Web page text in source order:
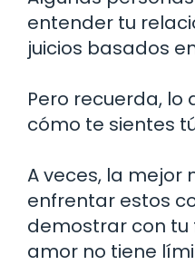
entender tu
juicios basados
Pero recuerda, lo
cómo te sientes
A veces, la mejor
enfrentar estos
demostrar con tu
amor no tiene